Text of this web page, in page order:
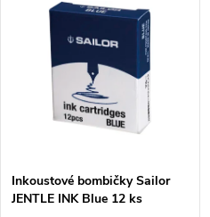
Inkoustové bombičky Sailor
JENTLE INK Blue 12 ks